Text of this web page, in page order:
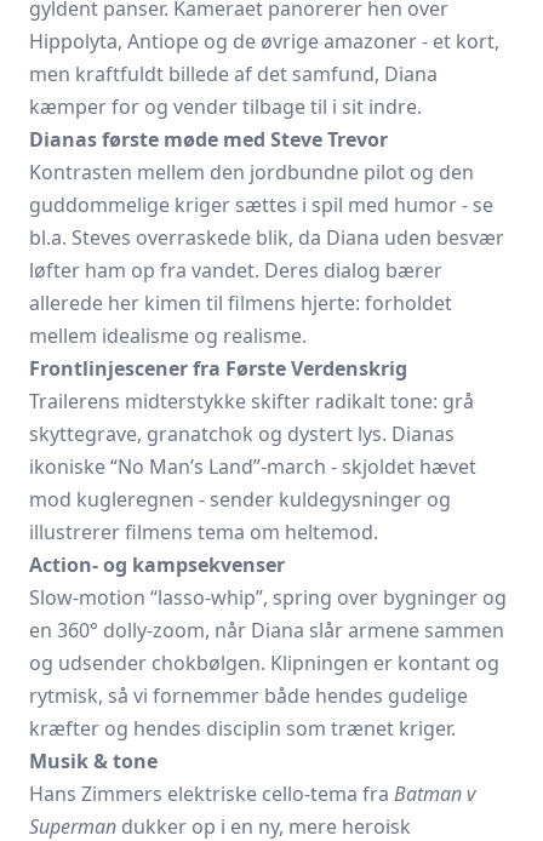
gyldent panser. Kameraet panorerer hen over
Hippolyta, Antiope og de øvrige amazoner - et kort,
men kraftfuldt billede af det samfund, Diana
kæmper for og vender tilbage til i sit indre.
Dianas første møde med Steve Trevor
Kontrasten mellem den jordbundne pilot og den
guddommelige kriger sættes i spil med humor - se
bl.a. Steves overraskede blik, da Diana uden besvær
løfter ham op fra vandet. Deres dialog bærer
allerede her kimen til filmens hjerte: forholdet
mellem idealisme og realisme.
Frontlinjescener fra Første Verdenskrig
Trailerens midterstykke skifter radikalt tone: grå
skyttegrave, granatchok og dystert lys. Dianas
ikoniske “No Man’s Land”-march - skjoldet hævet
mod kugleregnen - sender kuldegysninger og
illustrerer filmens tema om heltemod.
Action- og kampsekvenser
Slow-motion “lasso-whip”, spring over bygninger og
en 360° dolly-zoom, når Diana slår armene sammen
og udsender chokbølgen. Klipningen er kontant og
rytmisk, så vi fornemmer både hendes gudelige
kræfter og hendes disciplin som trænet kriger.
Musik & tone
Hans Zimmers elektriske cello-tema fra Batman v
Superman dukker op i en ny, mere heroisk